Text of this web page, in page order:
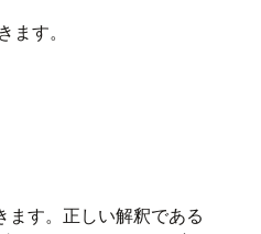
す。
す。正しい解釈である